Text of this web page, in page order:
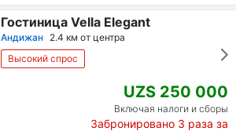
Гостиница Vella Elegant
Андижан 2.4 км от центра
Высокий спрос
UZS 250 000
Включая налоги и сборы
Забронировано 3 раза за